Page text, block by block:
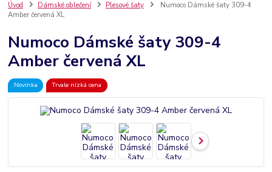
Úvod Dámské oblečení Plesové šaty
Numoco Dámské šaty 309-4
Amber červená XL
Numoco Dámské šaty 309-4
Amber červená XL
Novinka Trvale nízká cena